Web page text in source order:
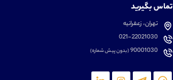
تماس بگیرید
تهران، زعفرانیه
021-22021030
90001030(بدون پیش شماره)